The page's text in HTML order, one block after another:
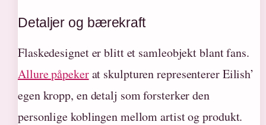
Detaljer og bærekraft
Flaskedesignet er blitt et samleobjekt blant fans.
Allure påpekerat skulpturen representerer Eilish’
egen kropp, en detalj som forsterker den
personlige koblingen mellom artist og produkt.